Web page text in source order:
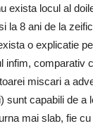
exista locul al
la 8 ani de la
o explicatie
infim, comparativ
miscari a
sunt capabili de
mai slab, fie